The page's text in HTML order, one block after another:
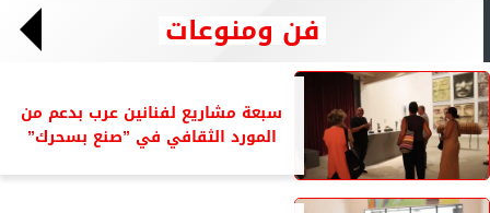
فن ومنوعات
سبعة مشاريع لفنانين عرب بدعم من
المورد الثقافي في ”صنع بسحرك”